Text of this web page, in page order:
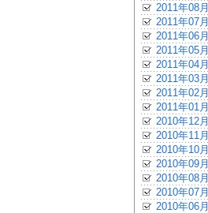
2011年08月
2011年07月
2011年06月
2011年05月
2011年04月
2011年03月
2011年02月
2011年01月
2010年12月
2010年11月
2010年10月
2010年09月
2010年08月
2010年07月
2010年06月